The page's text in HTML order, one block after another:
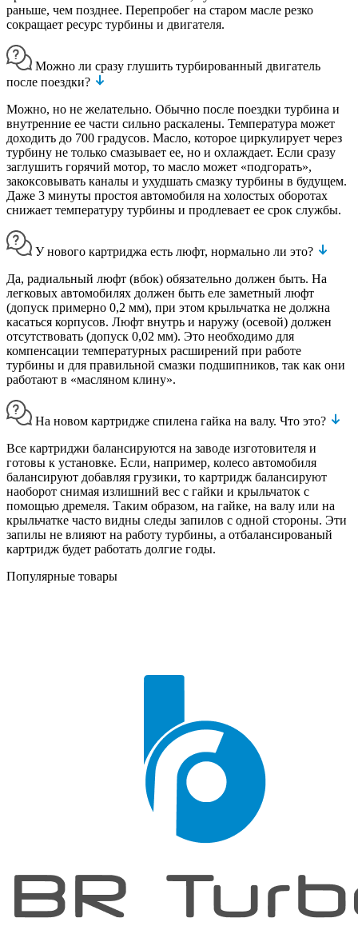
раньше, чем позднее. Перепробег на старом масле резко
сокращает ресурс турбины и двигателя.
Можно ли сразу глушить турбированный двигатель
после поездки?
Можно, но не желательно. Обычно после поездки турбина и
внутренние ее части сильно раскалены. Температура может
доходить до 700 градусов. Масло, которое циркулирует через
турбину не только смазывает ее, но и охлаждает. Если сразу
заглушить горячий мотор, то масло может «подгорать»,
закоксовывать каналы и ухудшать смазку турбины в будущем.
Даже 3 минуты простоя автомобиля на холостых оборотах
снижает температуру турбины и продлевает ее срок службы.
У нового картриджа есть люфт, нормально ли это?
Да, радиальный люфт (вбок) обязательно должен быть. На
легковых автомобилях должен быть еле заметный люфт
(допуск примерно 0,2 мм), при этом крыльчатка не должна
касаться корпусов. Люфт внутрь и наружу (осевой) должен
отсутствовать (допуск 0,02 мм). Это необходимо для
компенсации температурных расширений при работе
турбины и для правильной смазки подшипников, так как они
работают в «масляном клину».
На новом картридже спилена гайка на валу. Что это?
Все картриджи балансируются на заводе изготовителя и
готовы к установке. Если, например, колесо автомобиля
балансируют добавляя грузики, то картридж балансируют
наоборот снимая излишний вес с гайки и крыльчаток с
помощью дремеля. Таким образом, на гайке, на валу или на
крыльчатке часто видны следы запилов с одной стороны. Эти
запилы не влияют на работу турбины, а отбалансированый
картридж будет работать долгие годы.
Популярные товары